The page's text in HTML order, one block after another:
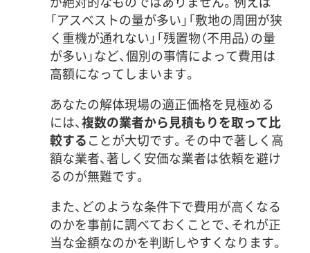
「アスベストの量が多い」「敷地の周囲が狭
く重機が通れない」「残置物（不用品）の量
が多い」など、個別の事情によって費用は
高額になってしまいます。
あなたの解体現場の適正価格を見極める
には、複数の業者から見積もりを取って比
較することが大切です。その中で著しく高
額な業者、著しく安価な業者は依頼を避け
るのが無難です。
また、どのような条件下で費用が高くなる
のかを事前に調べておくことで、それが正
当な金額なのかを判断しやすくなります。